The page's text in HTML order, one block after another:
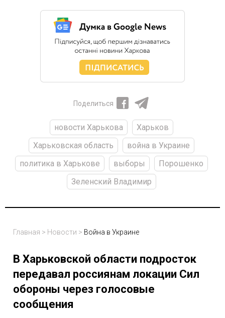
Поделиться
новости Харькова
Харьков
Харьковская область
война в Украине
политика в Харькове
выборы
Порошенко
Зеленский Владимир
Главная > Новости > Война в Украине
В Харьковской области подросток
передавал россиянам локации Сил
обороны через голосовые
сообщения